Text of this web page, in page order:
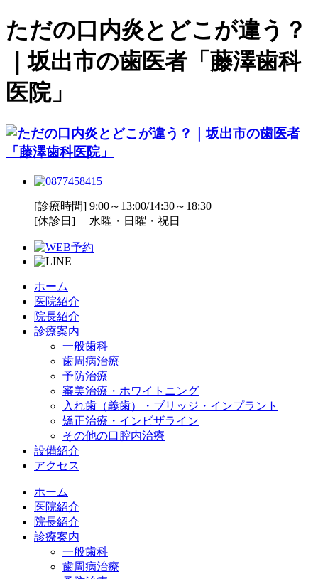
ただの口内炎とどこが違う？
｜坂出市の歯医者「藤澤歯科
医院」
[診療時間] 9:00～13:00/14:30～18:30
[休診日] 水曜・日曜・祝日
ホーム
医院紹介
院長紹介
診療案内
一般歯科
歯周病治療
予防治療
審美治療・ホワイトニング
入れ歯（義歯）・ブリッジ・インプラント
矯正治療・インビザライン
その他の口腔内治療
設備紹介
アクセス
ホーム
医院紹介
院長紹介
診療案内
一般歯科
歯周病治療